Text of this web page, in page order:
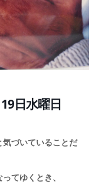
日水曜日
づいていることだ
てゆくとき、